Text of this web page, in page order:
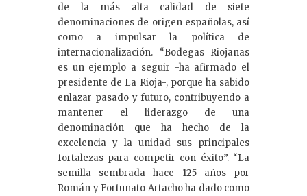
de la más alta calidad de siete
denominaciones de origen españolas, así
como a impulsar la política de
internacionalización. “Bodegas Riojanas
es un ejemplo a seguir -ha afirmado el
presidente de La Rioja-, porque ha sabido
enlazar pasado y futuro, contribuyendo a
mantener el liderazgo de una
denominación que ha hecho de la
excelencia y la unidad sus principales
fortalezas para competir con éxito”. “La
semilla sembrada hace 125 años por
Román y Fortunato Artacho ha dado como